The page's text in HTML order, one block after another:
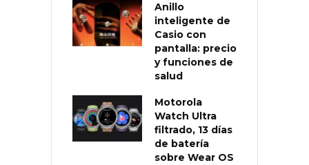
Anillo
inteligente de
Casio con
pantalla: precio
y funciones de
salud
Motorola
Watch Ultra
filtrado, 13 días
de batería
sobre Wear OS